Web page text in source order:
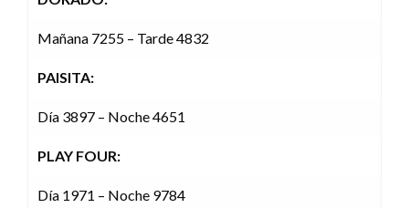
Mañana 7255 – Tarde 4832
PAISITA:
Día 3897 – Noche 4651
PLAY FOUR:
Día 1971 – Noche 9784